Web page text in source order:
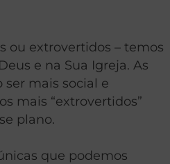
ou extrovertidos – temos
e na Sua Igreja. As
ser mais social e
mais “extrovertidos”
plano.
que podemos